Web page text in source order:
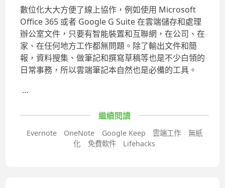
數位化大大方便了線上協作，例如使用 Microsoft
Office 365 或者 Google G Suite 在雲端儲存和處理
辦公室文件，只要有智能裝置和互聯網，在公司、在
家、在任何地方工作都無問題。除了輸出文件和簡
報，資料搜集、做筆記和撰寫草稿等也是不少白領的
日常事務，所以雲端筆記本自然也是必備的工具。
…
繼續閱讀
Evernote OneNote Google Keep 雲端工作
無紙
化
免費軟件 Lifehacks